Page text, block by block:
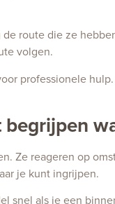
route die ze
volgen.
professionele
Ze reageren op
je kunt ingrijpen.
als je een